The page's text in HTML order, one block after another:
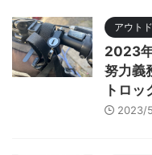
アウト
2023
努力義
トロッ
2023/